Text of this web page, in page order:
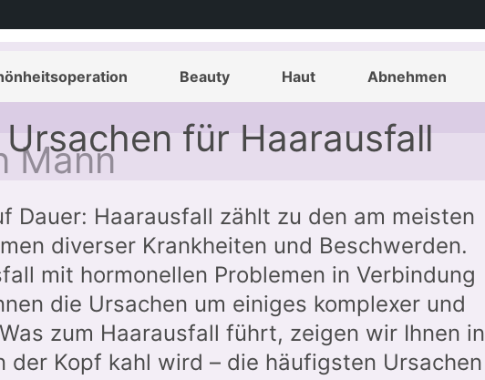
Beauty Haut Abnehmen
kahl wird – die
für Haarausfall
Dauer: Haarausfall zählt zu den am meisten
diverser Krankheiten und Beschwerden.
mit hormonellen Problemen in Verbindung
die Ursachen um einiges komplexer und
zum Haarausfall führt, zeigen wir Ihnen in
der Kopf kahl wird – die häufigsten Ursachen